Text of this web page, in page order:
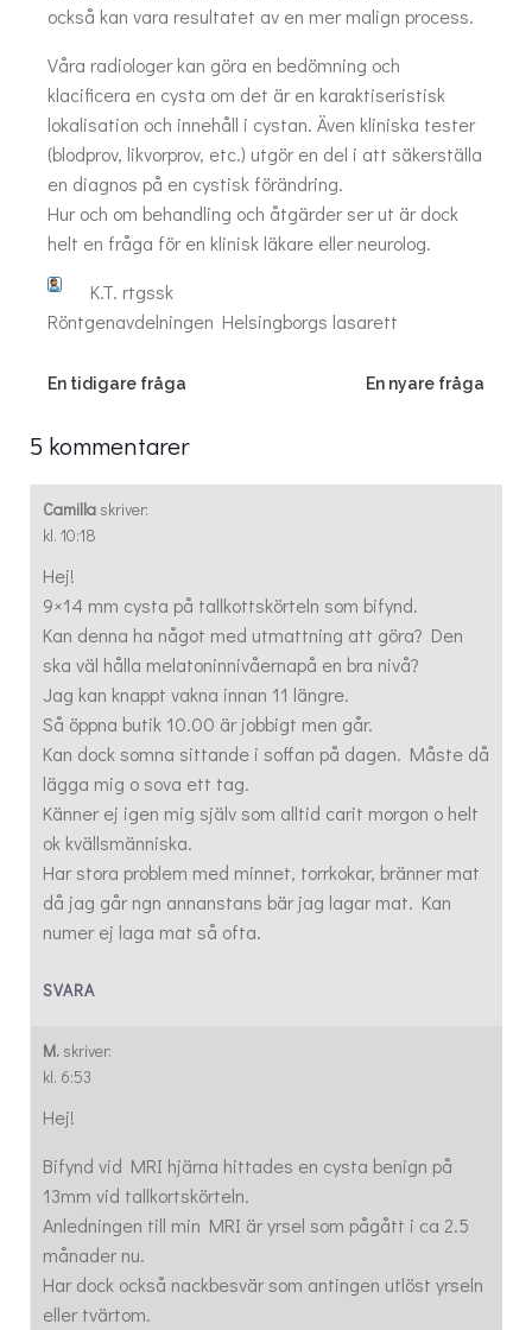
också kan vara resultatet av en mer malign process.
Våra radiologer kan göra en bedömning och
klacificera en cysta om det är en karaktiseristisk
lokalisation och innehåll i cystan. Även kliniska tester
(blodprov, likvorprov, etc.) utgör en del i att säkerställa
en diagnos på en cystisk förändring.
Hur och om behandling och åtgärder ser ut är dock
helt en fråga för en klinisk läkare eller neurolog.
K.T. rtgssk
Röntgenavdelningen Helsingborgs lasarett
Post
navigation
En tidigare fråga
PostEn nyare fråga
5 kommentarer
Camilla skriver:
kl. 10:18
Hej!
9×14 mm cysta på tallkottskörteln som bifynd.
Kan denna ha något med utmattning att göra? Den
ska väl hålla melatoninnivåernapå en bra nivå?
Jag kan knappt vakna innan 11 längre.
Så öppna butik 10.00 är jobbigt men går.
Kan dock somna sittande i soffan på dagen. Måste då
lägga mig o sova ett tag.
Känner ej igen mig själv som alltid carit morgon o helt
ok kvällsmänniska.
Har stora problem med minnet, torrkokar, bränner mat
då jag går ngn annanstans bär jag lagar mat. Kan
numer ej laga mat så ofta.
SVARA
M. skriver:
kl. 6:53
Hej!
Bifynd vid MRI hjärna hittades en cysta benign på
13mm vid tallkortskörteln.
Anledningen till min MRI är yrsel som pågått i ca 2.5
månader nu.
Har dock också nackbesvär som antingen utlöst yrseln
eller tvärtom.